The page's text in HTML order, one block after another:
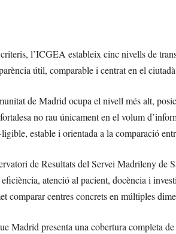
l’ICGEA estableix cinc nivells de
útil, comparable i centrat en el
de Madrid ocupa el nivell més alt,
no rau únicament en el volum
estable i orientada a la comparació
de Resultats del Servei Madrileny de
atenció al pacient, docència i
comparar centres concrets en múltiples
Madrid presenta una cobertura completa